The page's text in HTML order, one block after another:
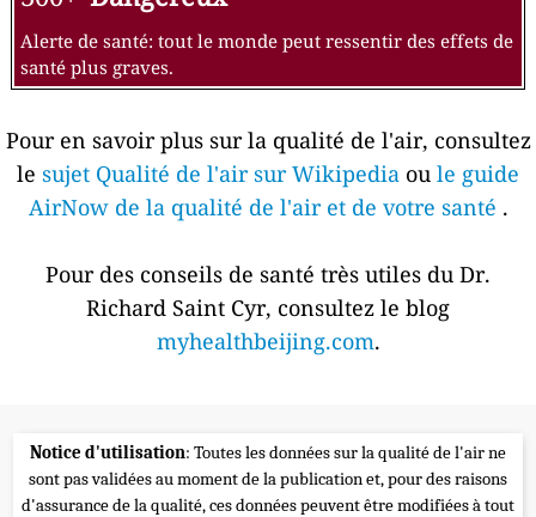
Alerte de santé: tout le monde peut ressentir des effets de
santé plus graves.
Pour en savoir plus sur la qualité de l'air, consultez
le sujet Qualité de l'air sur Wikipedia ou le guide
AirNow de la qualité de l'air et de votre santé .
Pour des conseils de santé très utiles du Dr.
Richard Saint Cyr, consultez le blog
myhealthbeijing.com.
Notice d'utilisation: Toutes les données sur la qualité de l'air ne
sont pas validées au moment de la publication et, pour des raisons
d'assurance de la qualité, ces données peuvent être modifiées à tout